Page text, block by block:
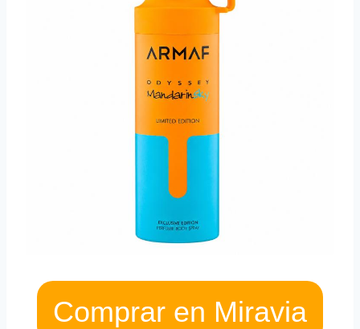
Comprar en Miravia